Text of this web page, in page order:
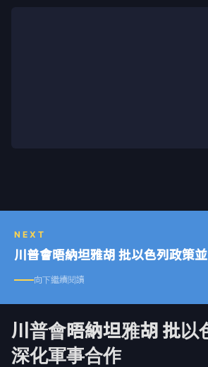
NEXT
川普會晤納坦雅胡 批以色列政策
向下繼續閱讀
川普會晤納坦雅胡 批以
深化軍事合作